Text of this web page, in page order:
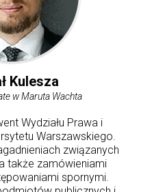
Wydziału Prawa i
Warszawskiego.
związanych
także zamówieniami
spornymi.
w Maruta Wachta
Kulesza